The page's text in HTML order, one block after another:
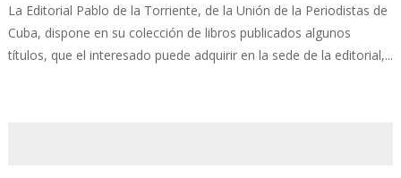
La Editorial Pablo de la Torriente, de la Unión de la Periodistas de
Cuba, dispone en su colección de libros publicados algunos
títulos, que el interesado puede adquirir en la sede de la editorial,...